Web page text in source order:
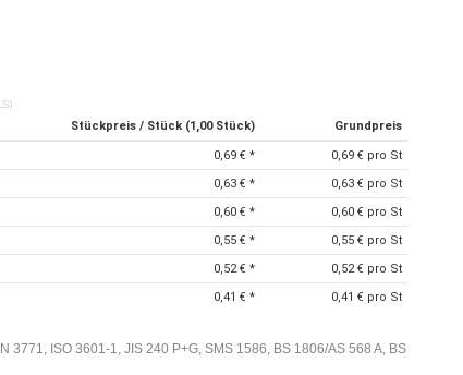
Stückpreis / Stück (1,00 Stück) Grundpreis
0,69 €*
0,69 € pro St
0,63 €*
0,63 € pro St
0,60 €*
0,60 € pro St
0,55 €*
0,55 € pro St
0,52 €*
0,52 € pro St
0,41 €* 0,41 € pro St
3771, ISO 3601-1, JIS 240 P+G, SMS 1586, BS 1806/AS 568 A, BS